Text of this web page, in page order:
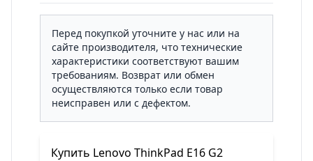
Перед покупкой уточните у нас или на
сайте производителя, что технические
характеристики соответствуют вашим
требованиям. Возврат или обмен
осуществляются только если товар
неисправен или с дефектом.
Купить Lenovo ThinkPad E16 G2